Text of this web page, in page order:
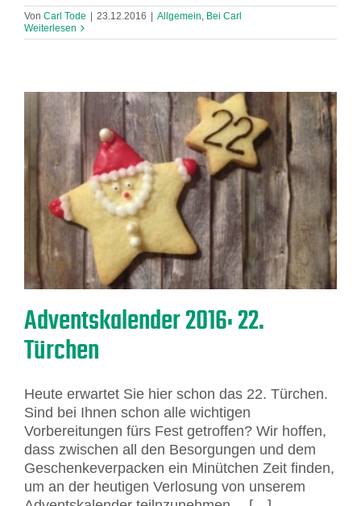
Von Carl Tode | 23.12.2016 | Allgemein, Bei Carl
Weiterlesen
Adventskalender 2016: 22.
Türchen
Heute erwartet Sie hier schon das 22. Türchen.
Sind bei Ihnen schon alle wichtigen
Vorbereitungen fürs Fest getroffen? Wir hoffen,
dass zwischen all den Besorgungen und dem
Geschenkeverpacken ein Minütchen Zeit finden,
um an der heutigen Verlosung von unserem